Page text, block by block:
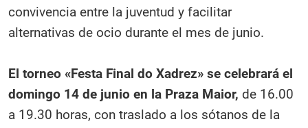
convivencia entre la juventud y facilitar
alternativas de ocio durante el mes de junio.
El torneo «Festa Final do Xadrez» se celebrará el
domingo 14 de junio en la Praza Maior, de 16.00
a 19.30 horas, con traslado a los sótanos de la